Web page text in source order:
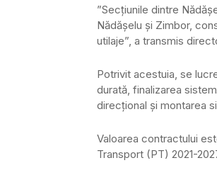
”Secţiunile dintre
Nădăşelu şi Zimbor,
utilaje”, a transmis
Potrivit acestuia, se
durată, finalizarea
direcţional și montarea
Valoarea contractului
Transport (PT) 2021-